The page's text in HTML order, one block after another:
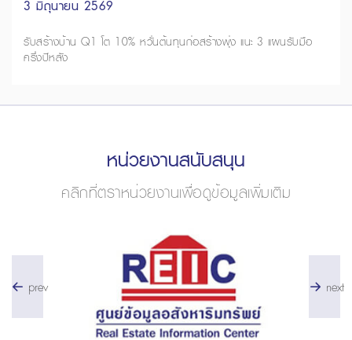
3 มิถุนายน 2569
รับสร้างบ้าน Q1 โต 10% หวั่นต้นทุนก่อสร้างพุ่ง แนะ 3 แผนรับมือ
ครึ่งปีหลัง
หน่วยงานสนับสนุน
คลิกที่ตราหน่วยงานเพื่อดูข้อมูลเพิ่มเติม
prev next